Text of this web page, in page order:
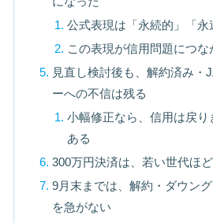
公式表現は「永続的」「永
この表現が信用問題につな
見直し検討後も、解約済み・
ーへの不信は残る
小幅修正なら、信用は戻
ある
300万円決済は、若い世代ほ
9月末までは、解約・ダウン
を急がない